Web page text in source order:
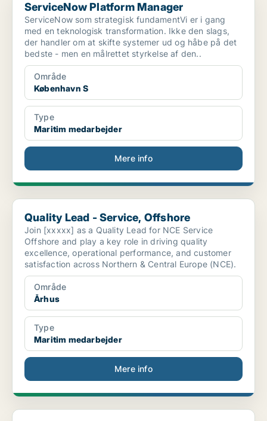
ServiceNow Platform Manager
ServiceNow som strategisk fundamentVi er i gang
med en teknologisk transformation. Ikke den slags,
der handler om at skifte systemer ud og håbe på det
bedste - men en målrettet styrkelse af den..
Område
København S
Type
Maritim medarbejder
Mere info
Quality Lead - Service, Offshore
Quality Lead - Service, Offshore
Join [xxxxx] as a Quality Lead for NCE Service
Offshore and play a key role in driving quality
excellence, operational performance, and customer
satisfaction across Northern & Central Europe (NCE).
Område
Århus
Type
Maritim medarbejder
Mere info
Bliv den tekniske drivkraft ombord på vores råstof...